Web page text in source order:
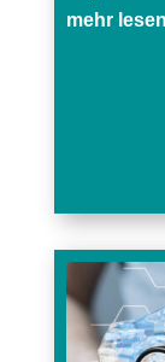
mehr lesen